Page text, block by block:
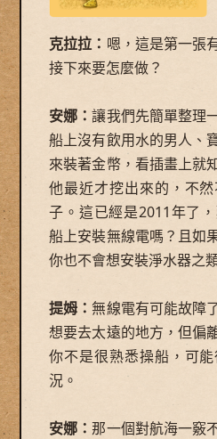
克拉拉： 嗯，這是第一張
接下來要怎麼做？
安娜：讓我們先簡單整理
船上沒有飲用水的男人、
來裝著金幣，看插畫上就
他最近才挖出來的，不
子。這已經是2011年了
船上安裝無線電嗎？且如
你也不會想安裝淨水器之
提姆：無線電有可能故障
想要去太遠的地方，但偏
你不是很熟悉操船，可
況。
安娜：那一個對航海一竅